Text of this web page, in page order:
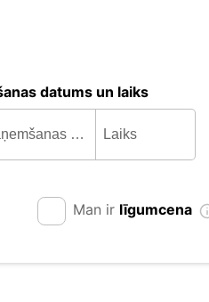
datums un laiks
Man ir līgumcena